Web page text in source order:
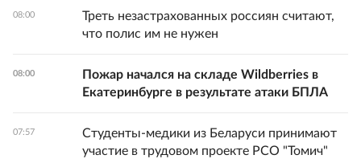
08:00
Треть незастрахованных россиян считают,
что полис им не нужен
08:00
Пожар начался на складе Wildberries в
Екатеринбурге в результате атаки БПЛА
07:57
Студенты-медики из Беларуси принимают
участие в трудовом проекте РСО "Томич"